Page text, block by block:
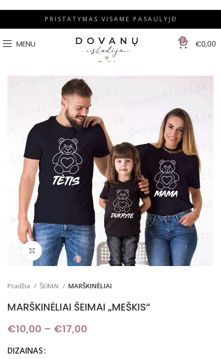
P R I S T A T Y M A S V I S A M E P A S A U L Y J E!
MENU 0 €0,00
Padidinti
Pradžia ŠEIMAI MARŠKINĖLIAI
MARŠKINĖLIAI ŠEIMAI „MEŠKIS“
€10,00 – €17,00
DIZAINAS